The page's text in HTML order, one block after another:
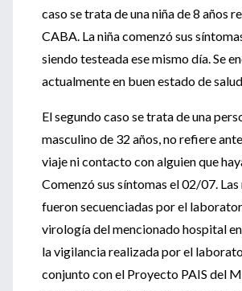
caso se trata de una niña de 8 años
CABA. La niña comenzó sus
siendo testeada ese mismo día. Se
actualmente en buen estado de
El segundo caso se trata de una
masculino de 32 años, no refiere
viaje ni contacto con alguien que
Comenzó sus síntomas el 02/07. Las
fueron secuenciadas por el
virología del mencionado hospital
la vigilancia realizada por el
conjunto con el Proyecto PAIS del